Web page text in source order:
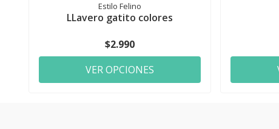
Estilo Felino
LLavero gatito colores
$2.990
VER OPCIONES